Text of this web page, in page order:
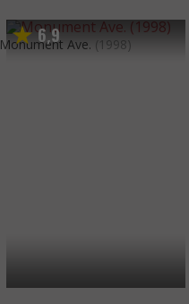
6,9
Monument Ave. (1998)